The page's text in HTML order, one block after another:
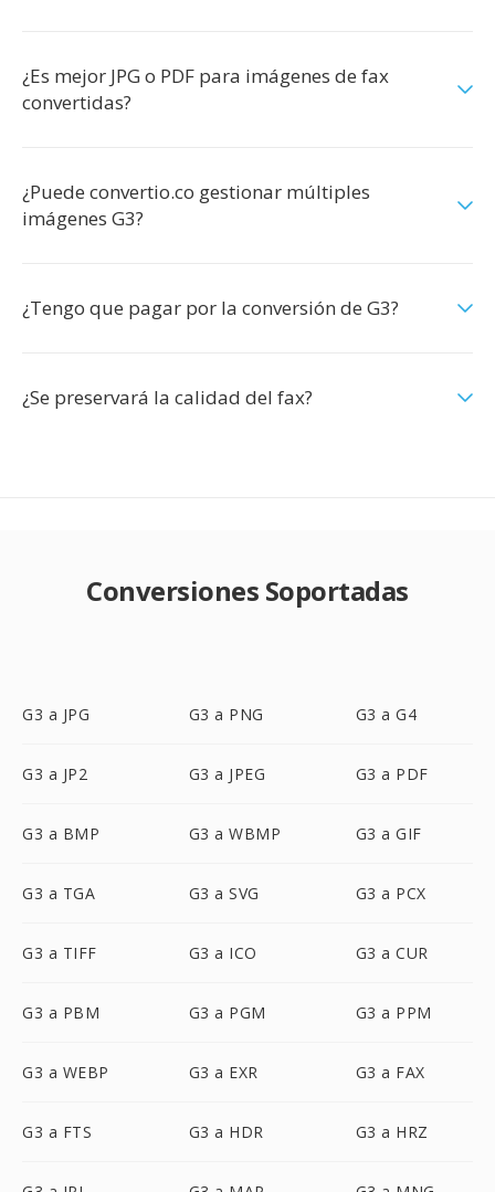
¿Es mejor JPG o PDF para imágenes de fax
convertidas?
¿Puede convertio.co gestionar múltiples
imágenes G3?
¿Tengo que pagar por la conversión de G3?
¿Se preservará la calidad del fax?
Conversiones Soportadas
G3 a JPG G3 a PNG G3 a G4
G3 a JP2 G3 a JPEG G3 a PDF
G3 a BMP G3 a WBMP G3 a GIF
G3 a TGA G3 a SVG G3 a PCX
G3 a TIFF G3 a ICO G3 a CUR
G3 a PBM G3 a PGM G3 a PPM
G3 a WEBP G3 a EXR G3 a FAX
G3 a FTS G3 a HDR G3 a HRZ